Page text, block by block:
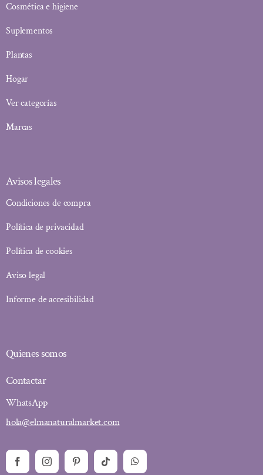
Cosmética e higiene
Suplementos
Plantas
Hogar
Ver categorías
Marcas
Avisos legales
Condiciones de compra
Política de privacidad
Política de cookies
Aviso legal
Informe de accesibilidad
Quienes somos
Contactar
WhatsApp
hola@elmanaturalmarket.com